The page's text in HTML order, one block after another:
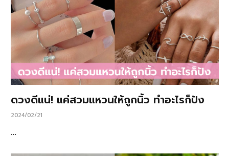
ดวงดีแน่! แค่สวมแหวนให้ถูกนิ้ว ทำอะไรก็ปัง
2024/02/21
…